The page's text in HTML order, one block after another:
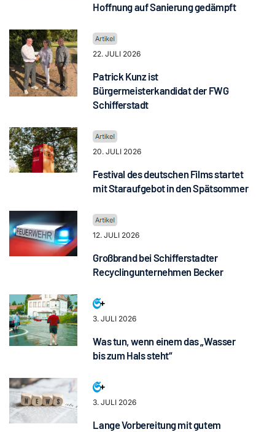
Hoffnung auf Sanierung gedämpft
22. JULI 2026
Patrick Kunz ist
Bürgermeisterkandidat der FWG
Schifferstadt
20. JULI 2026
Festival des deutschen Films startet
mit Staraufgebot in den Spätsommer
12. JULI 2026
Großbrand bei Schifferstadter
Recyclingunternehmen Becker
3. JULI 2026
Was tun, wenn einem das „Wasser
bis zum Hals steht“
3. JULI 2026
Lange Vorbereitung mit gutem